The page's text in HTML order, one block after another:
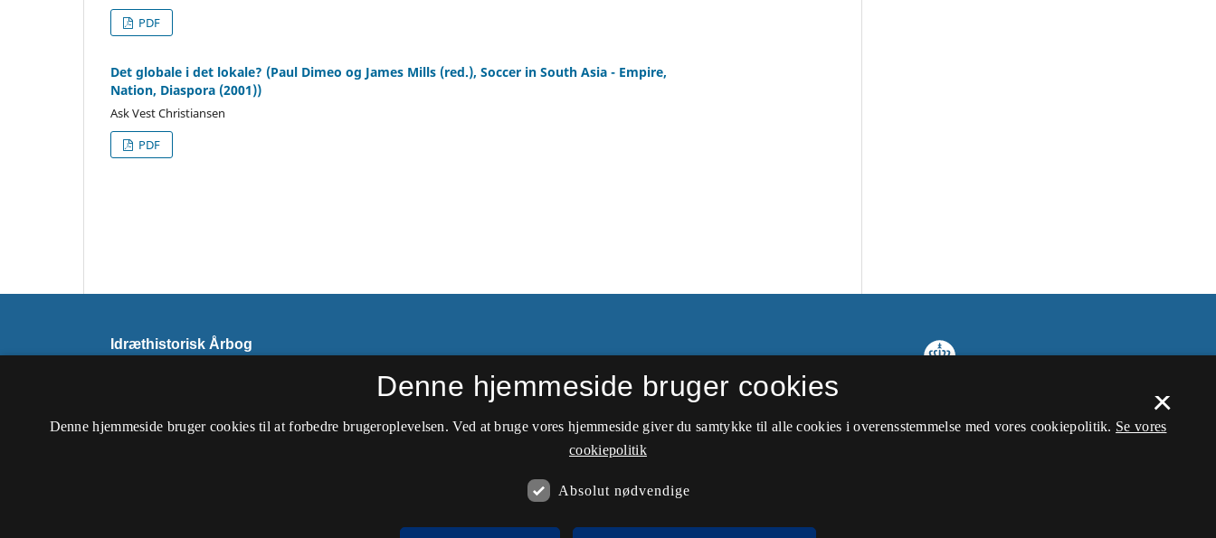
PDF
Det globale i det lokale? (Paul Dimeo og James Mills (red.), Soccer in South Asia - Empire,
Nation, Diaspora (2001))
Ask Vest Christiansen
PDF
Idræthistorisk Årbog
Tidsskriftet udkommer ikke længere. Det er fortsat somForum for Idræt.
×
Denne hjemmeside bruger cookies
Denne hjemmeside bruger cookies til at forbedre brugeroplevelsen. Ved at bruge vores hjemmeside giver du samtykke til alle cookies i overensstemmelse med vores cookiepolitik. Se vores
cookiepolitik
Absolut nødvendige